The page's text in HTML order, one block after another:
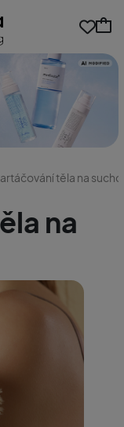
těla na sucho
na